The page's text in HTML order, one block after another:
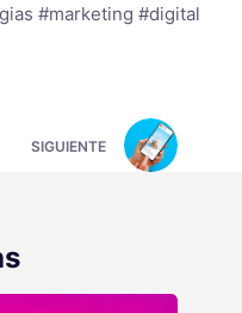
#marketing #digital
SIGUIENTE